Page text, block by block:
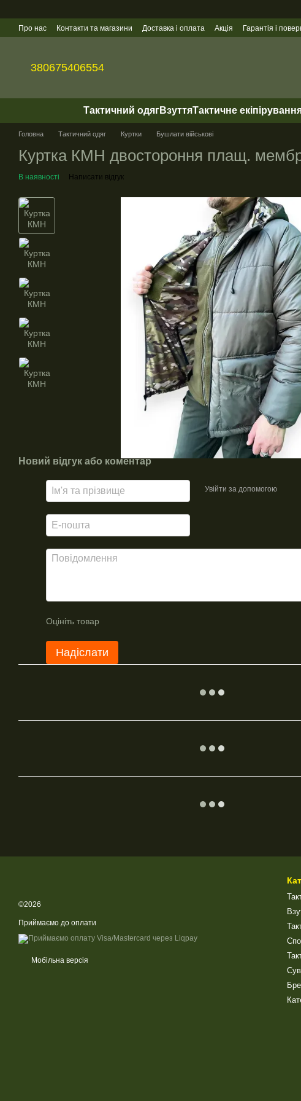
Про нас Контакти та магазини Доставка і оплата Акція Гарантія і
380675406554
Тактичний одягВзуттяТактичне
Головна Тактичний одяг Куртки Бушлати військові
Куртка КМН двостороння плащ.
В наявності Написати відгук
Новий відгук або коментар
Увійти за допомогою
Оцініть товар
Надіслати
©2026
Приймаємо до оплати
Мобільна версія